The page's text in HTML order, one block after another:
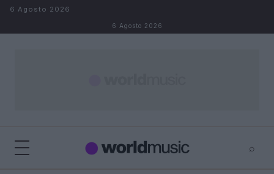
Salta al contenuto
6 Agosto 2026
6 Agosto 2026
⌕